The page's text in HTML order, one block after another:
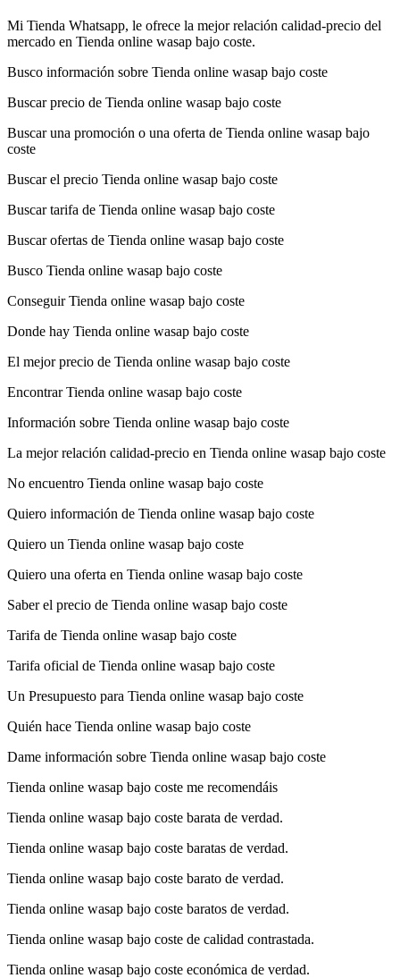
Mi Tienda Whatsapp, le ofrece la mejor relación calidad-precio del
mercado en Tienda online wasap bajo coste.
Busco información sobre Tienda online wasap bajo coste
Buscar precio de Tienda online wasap bajo coste
Buscar una promoción o una oferta de Tienda online wasap bajo
coste
Buscar el precio Tienda online wasap bajo coste
Buscar tarifa de Tienda online wasap bajo coste
Buscar ofertas de Tienda online wasap bajo coste
Busco Tienda online wasap bajo coste
Conseguir Tienda online wasap bajo coste
Donde hay Tienda online wasap bajo coste
El mejor precio de Tienda online wasap bajo coste
Encontrar Tienda online wasap bajo coste
Información sobre Tienda online wasap bajo coste
La mejor relación calidad-precio en Tienda online wasap bajo coste
No encuentro Tienda online wasap bajo coste
Quiero información de Tienda online wasap bajo coste
Quiero un Tienda online wasap bajo coste
Quiero una oferta en Tienda online wasap bajo coste
Saber el precio de Tienda online wasap bajo coste
Tarifa de Tienda online wasap bajo coste
Tarifa oficial de Tienda online wasap bajo coste
Un Presupuesto para Tienda online wasap bajo coste
Quién hace Tienda online wasap bajo coste
Dame información sobre Tienda online wasap bajo coste
Tienda online wasap bajo coste me recomendáis
Tienda online wasap bajo coste barata de verdad.
Tienda online wasap bajo coste baratas de verdad.
Tienda online wasap bajo coste barato de verdad.
Tienda online wasap bajo coste baratos de verdad.
Tienda online wasap bajo coste de calidad contrastada.
Tienda online wasap bajo coste económica de verdad.